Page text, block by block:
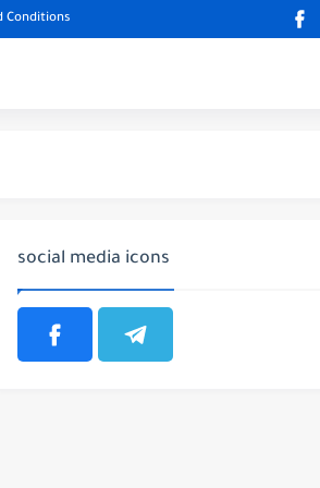
Conditions
social media icons